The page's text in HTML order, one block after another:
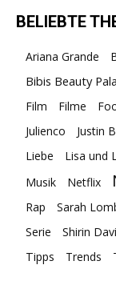
BELIEBTE
Ariana Grande
Bibis Beauty
Film
Filme
Julienco
Justin
Liebe
Lisa und
Musik
Netflix
Rap
Sarah
Serie
Shirin
Tipps
Trends